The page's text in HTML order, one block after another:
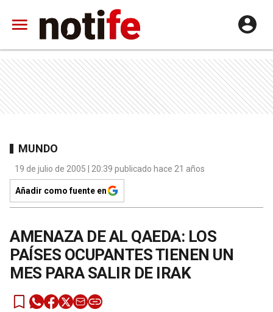
MUNDO
19 de julio de 2005 | 20:39 publicado hace 21 años
Añadir como fuente en
AMENAZA DE AL QAEDA: LOS
PAÍSES OCUPANTES TIENEN UN
MES PARA SALIR DE IRAK